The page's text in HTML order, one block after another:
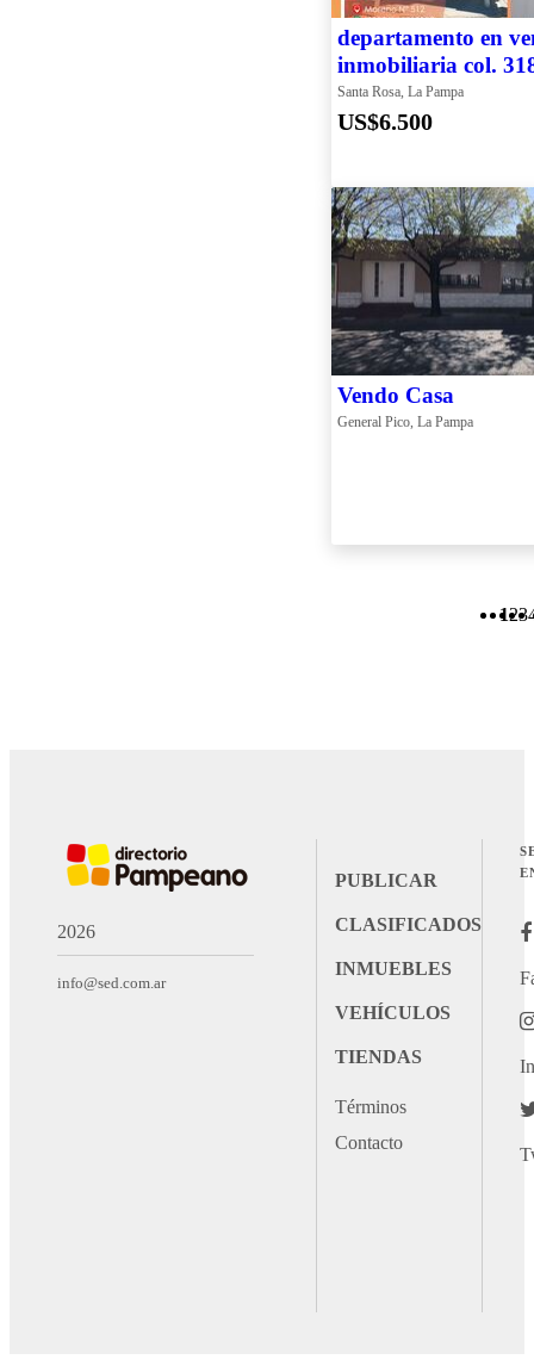
departamento en
inmobiliaria col.
Santa Rosa, La Pampa
US$6.500
Vendo Casa
General Pico, La Pampa
123
2026
info@sed.com.ar
PUBLICAR
CLASIFICADOS
INMUEBLES
VEHÍCULOS
TIENDAS
Términos
Contacto